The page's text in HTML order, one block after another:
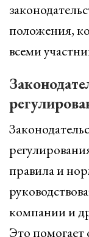
положения,
всеми
правила и
компании и
Это помогает